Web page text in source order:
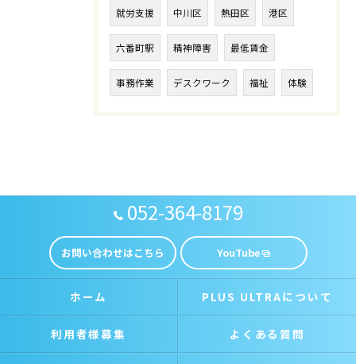
就労支援 中川区 熱田区 港区
六番町駅 精神障害 最低賃金
事務作業 デスクワーク 福祉 体験
052-364-8179
お問い合わせはこちら YouTube
ホーム PLUS ULTRAについて
利用者様募集 よくある質問